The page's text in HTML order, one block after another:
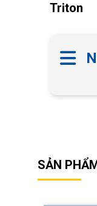
Triton
SẢN